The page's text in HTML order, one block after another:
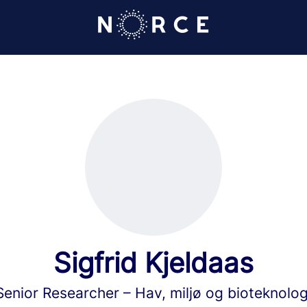
Sigfrid Kjeldaas
Researcher – Hav, miljø og